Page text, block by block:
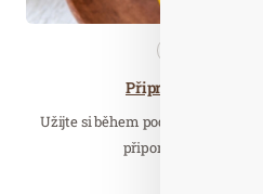
Připravte si
Užijte si během podzimních a
připomenou léto a